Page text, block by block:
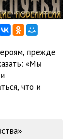
11:16
13:38
прежде
«Мы
что и